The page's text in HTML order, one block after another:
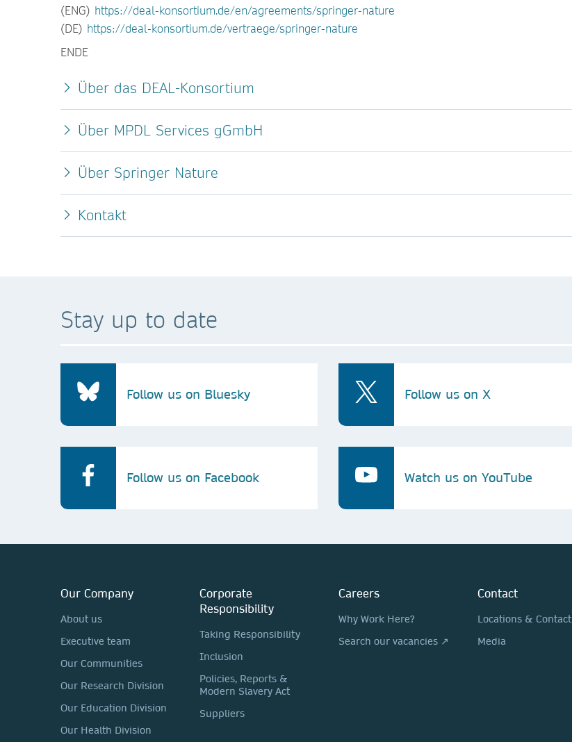
(ENG) https://deal-konsortium.de/en/agreements/springer-nature
(DE) https://deal-konsortium.de/vertraege/springer-nature
ENDE
Über das DEAL-Konsortium
Über MPDL Services gGmbH
Über Springer Nature
Kontakt
Stay up to date
Follow us on Bluesky Follow us on X
Follow us on Facebook Watch us on YouTube
Our Company
About us
Executive team
Our Communities
Our Research Division
Our Education Division
Our Health Division
Corporate
Responsibility
Taking Responsibility
Inclusion
Policies, Reports &
Modern Slavery Act
Suppliers
Careers
Why Work Here?
Search our vacancies ↗
Contact
Locations & Contact
Media